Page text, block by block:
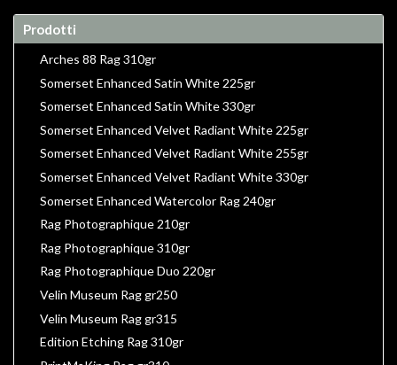
Prodotti
Arches 88 Rag 310gr
Somerset Enhanced Satin White 225gr
Somerset Enhanced Satin White 330gr
Somerset Enhanced Velvet Radiant White 225gr
Somerset Enhanced Velvet Radiant White 255gr
Somerset Enhanced Velvet Radiant White 330gr
Somerset Enhanced Watercolor Rag 240gr
Rag Photographique 210gr
Rag Photographique 310gr
Rag Photographique Duo 220gr
Velin Museum Rag gr250
Velin Museum Rag gr315
Edition Etching Rag 310gr